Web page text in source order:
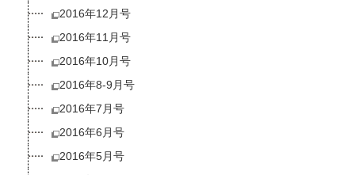
2016年12月号
2016年11月号
2016年10月号
2016年8-9月号
2016年7月号
2016年6月号
2016年5月号